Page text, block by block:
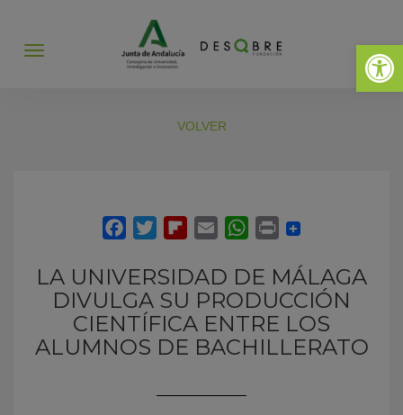
Abrir
Abrir
VOLVER
LA UNIVERSIDAD DE MÁLAGA
DIVULGA SU PRODUCCIÓN
CIENTÍFICA ENTRE LOS
ALUMNOS DE BACHILLERATO